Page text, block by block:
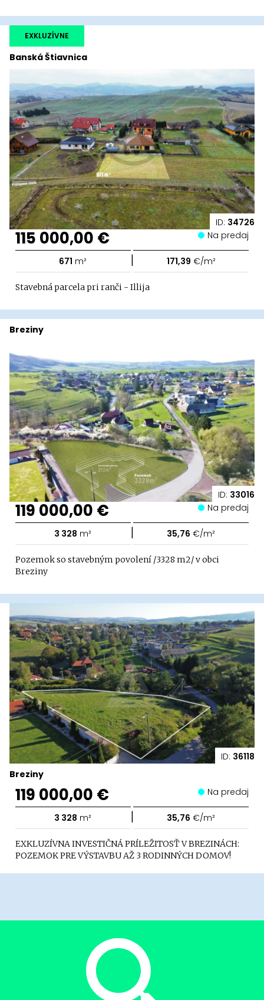
ID: 34726
Banská Štiavnica
EXKLUZÍVNE
115 000,00 € Na predaj
671 m² | 171,39 €/m²
Stavebná parcela pri ranči - Illija
ID: 33016
Breziny
119 000,00 € Na predaj
3 328 m² | 35,76 €/m²
Pozemok so stavebným povolení /3328 m2/ v obci
Breziny
ID: 36118
Breziny
119 000,00 € Na predaj
3 328 m² | 35,76 €/m²
EXKLUZÍVNA INVESTIČNÁ PRÍLEŽITOSŤ V BREZINÁCH:
POZEMOK PRE VÝSTAVBU AŽ 3 RODINNÝCH DOMOV!